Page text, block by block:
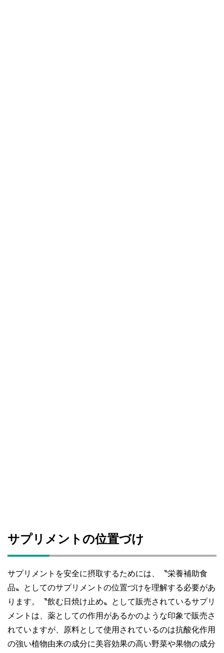
サプリメントの位置づけ
サプリメントを安全に摂取するためには、〝栄養補助食
品〟としてのサプリメントの位置づけを理解する必要があ
ります。〝飲む日焼け止め〟として販売されているサプリ
メントは、薬としての作用があるかのような印象で販売さ
れていますが、原料として使用されているのは抗酸化作用
の強い植物由来の成分に美容効果の高い野菜や果物の成分